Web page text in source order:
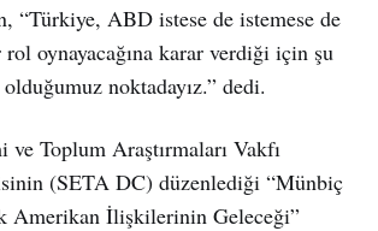
“Türkiye, ABD istese de istemese de
oynayacağına karar verdiği için şu
noktadayız.” dedi.
ve Toplum Araştırmaları Vakfı
(SETA DC) düzenlediği “Münbiç
Amerikan İlişkilerinin Geleceği”